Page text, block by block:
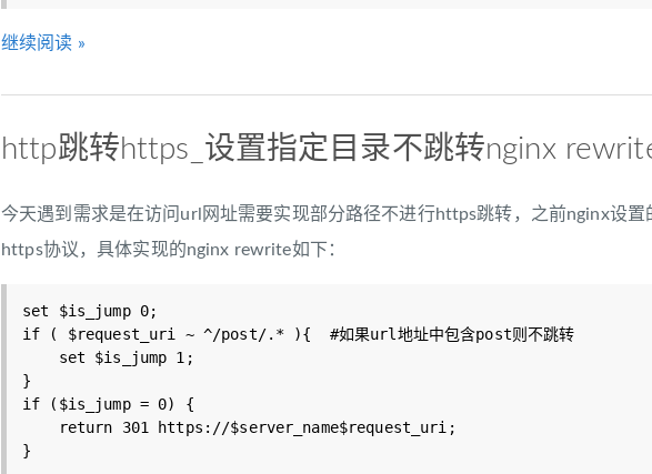
继续阅读 »
http跳转https_设置指定目录不跳转nginx
今天遇到需求是在访问url网址需要实现部分路径不进行https跳转，之前nginx设
https协议，具体实现的nginx rewrite如下：
set $is_jump 0;
if ( $request_uri ~ ^/post/.* ){  #如果url地址中包含post则不跳转
}
if ($is_jump = 0) {